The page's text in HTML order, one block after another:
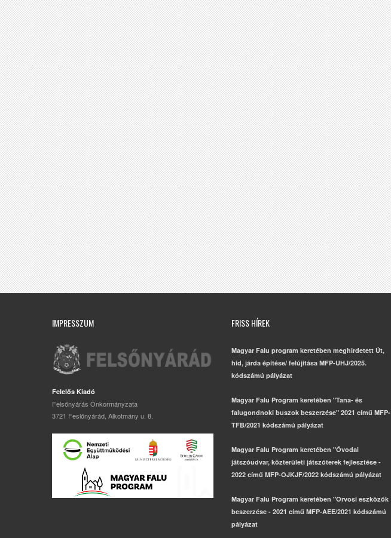
IMPRESSZUM
Felelős Kiadó
Felsőnyárás Önkormányzata
3721 Feslőnyárád, Alkotmány u. 8.
FRISS HÍREK
Magyar Falu program keretében meghirdetett Út,
híd, járda építése/ felújítása MFP-UHJ/2025.
kódszámú pályázat
Magyar Falu Program keretében "Tana- és
falugondnoki buszok beszerzése" 2021 című MFP-
TFB/2021 kódszámú pályázat
Magyar Falu Program keretében "Óvodai
játszóudvar, közterületi játszóterek fejlesztése -
2022 című MFP-OJKJF/2022 kódszámú pályázat
Magyar Falu Program keretében "Orvosi eszközök
beszerzése - 2021 című MFP-AEE/2021 kódszámú
pályázat